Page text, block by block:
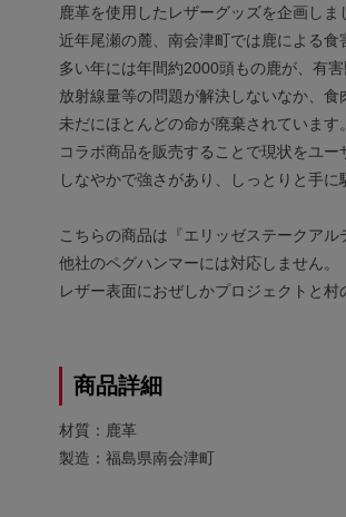
鹿革を使用したレザーグッズを企画しま
近年尾瀬の麓、南会津町では鹿による食
多い年には年間約2000頭もの鹿が、有
放射線量等の問題が解決しないなか、食
未だにほとんどの命が廃棄されています。
コラボ商品を販売することで現状をユ
しなやかで強さがあり、しっとりと手
こちらの商品は『エリッゼステークア
他社のペグハンマーには対応しません。
レザー表面におぜしかプロジェクトと村
商品詳細
材質：鹿革
製造：福島県南会津町